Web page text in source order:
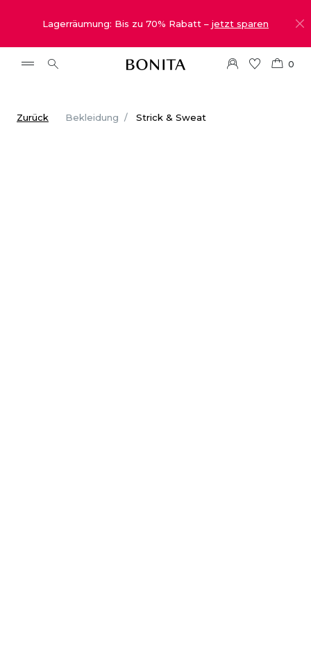
Lagerräumung: Bis zu 70% Rabatt – jetzt sparen
0
Zurück Bekleidung Strick & Sweat